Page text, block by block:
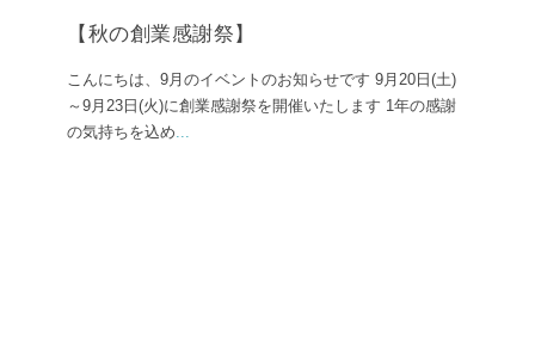
【秋の創業感謝祭】
こんにちは、9月のイベントのお知らせです 9月20日(土)
～9月23日(火)に創業感謝祭を開催いたします 1年の感謝
の気持ちを込め...